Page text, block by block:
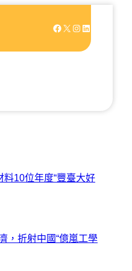
Facebook X Instagram LinkedIn
10位年度“豐臺大好
，折射中國“億嵐工學